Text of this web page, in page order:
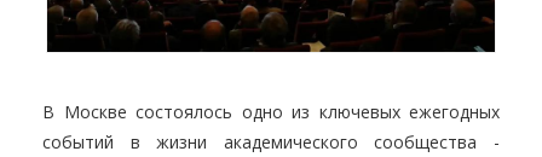
В Москве состоялось одно из ключевых ежегодных
событий в жизни академического сообщества -